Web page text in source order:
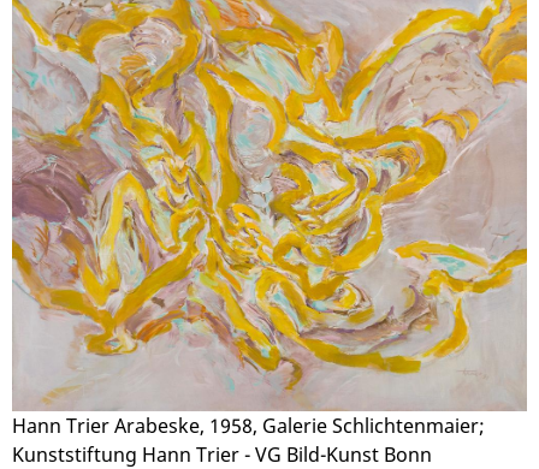
Hann Trier Arabeske, 1958, Galerie Schlichtenmaier;
Kunststiftung Hann Trier - VG Bild-Kunst Bonn